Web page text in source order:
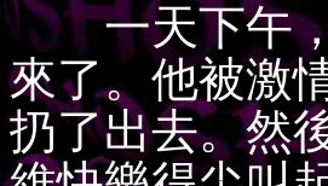
一天下午，
來了。他被激
扔了出去。然